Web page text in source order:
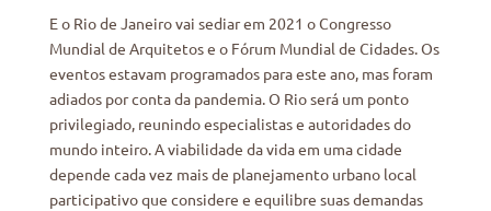
E o Rio de Janeiro vai sediar em 2021 o Congresso
Mundial de Arquitetos e o Fórum Mundial de Cidades. Os
eventos estavam programados para este ano, mas foram
adiados por conta da pandemia. O Rio será um ponto
privilegiado, reunindo especialistas e autoridades do
mundo inteiro. A viabilidade da vida em uma cidade
depende cada vez mais de planejamento urbano local
participativo que considere e equilibre suas demandas